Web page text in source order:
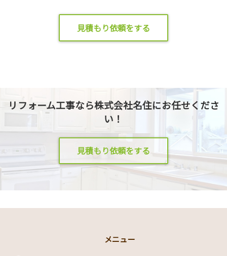
見積もり依頼をする
リフォーム工事なら株式会社名住にお任せくださ
い！
見積もり依頼をする
メニュー